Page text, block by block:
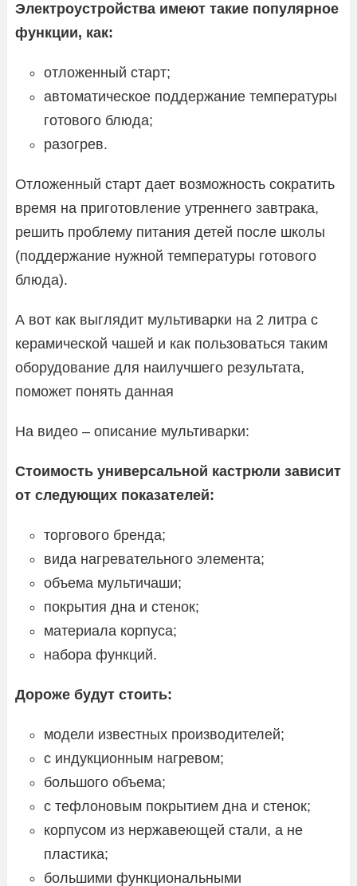
Электроустройства имеют такие популярное
функции, как:
отложенный старт;
автоматическое поддержание температуры
готового блюда;
разогрев.
Отложенный старт дает возможность сократить
время на приготовление утреннего завтрака,
решить проблему питания детей после школы
(поддержание нужной температуры готового
блюда).
А вот как выглядит мультиварки на 2 литра с
керамической чашей и как пользоваться таким
оборудование для наилучшего результата,
поможет понять данная
На видео – описание мультиварки:
Стоимость универсальной кастрюли зависит
от следующих показателей:
торгового бренда;
вида нагревательного элемента;
объема мультичаши;
покрытия дна и стенок;
материала корпуса;
набора функций.
Дороже будут стоить:
модели известных производителей;
с индукционным нагревом;
большого объема;
с тефлоновым покрытием дна и стенок;
корпусом из нержавеющей стали, а не
пластика;
большими функциональными